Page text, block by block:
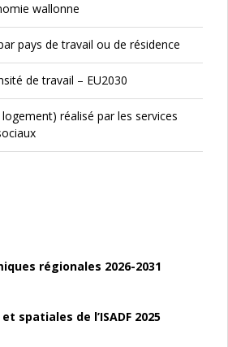
wallonne
pays de travail ou de résidence
de travail – EU2030
réalisé par les services
régionales 2026-2031
spatiales de l’ISADF 2025